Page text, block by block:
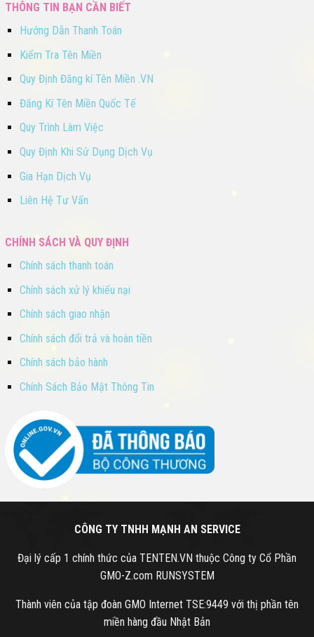
THÔNG TIN BẠN CẦN BIẾT
Hướng Dẫn Thanh Toán
Kiểm Tra Tên Miền
Quy Định Đăng kí Tên Miền .VN
Đăng Kí Tên Miền Quốc Tế
Quy Trình Làm Việc
Quy Định Khi Sử Dụng Dịch Vụ
Gia Hạn Dịch Vụ
Liên Hệ Tư Vấn
CHÍNH SÁCH VÀ QUY ĐỊNH
Chính sách thanh toán
Chính sách xử lý khiếu nại
Chính sách giao nhận
Chính sách đổi trả và hoàn tiền
Chính sách bảo hành
Chính Sách Bảo Mật Thông Tin
CÔNG TY TNHH MẠNH AN SERVICE
Đại lý cấp 1 chính thức của TENTEN.VN thuộc Công ty Cổ Phần
GMO-Z.com RUNSYSTEM
Thành viên của tập đoàn GMO Internet TSE:9449 với thị phần tên
miền hàng đầu Nhật Bản